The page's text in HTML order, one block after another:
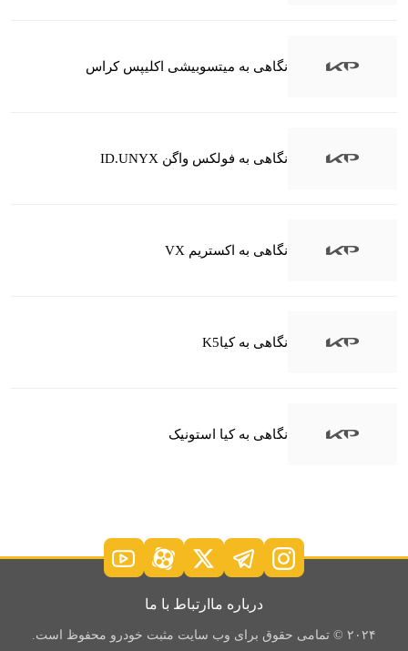
نگاهی به میتسوبیشی اکلیپس کراس
نگاهی به فولکس واگن ID.UNYX
نگاهی به اکستریم VX
نگاهی به کیاK5
نگاهی به کیا استونیک
درباره ما ارتباط با ما
۲۰۲۴ © تمامی حقوق برای وب سایت مثبت خودرو محفوظ است.